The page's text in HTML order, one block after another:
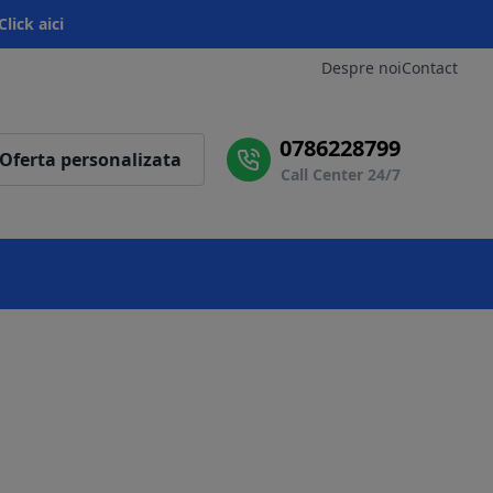
aici
Despre noiContact
Oferta personalizata 0786228799
Call Center 24/7